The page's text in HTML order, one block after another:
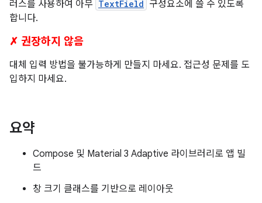
러스를 사용하여 아무 TextField 구성요소에 쓸 수 있도록
합니다.
✗ 권장하지 않음
대체 입력 방법을 불가능하게 만들지 마세요. 접근성 문제를 도
입하지 마세요.
요약
Compose 및 Material 3 Adaptive 라이브러리로 앱 빌
드
창 크기 클래스를 기반으로 레이아웃